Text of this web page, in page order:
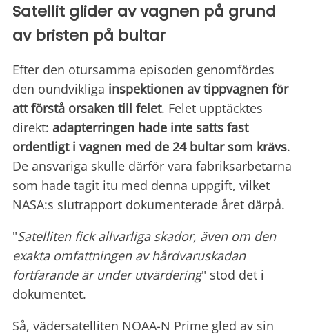
Satellit glider av vagnen på grund
av bristen på bultar
Efter den otursamma episoden genomfördes
den oundvikliga inspektionen av tippvagnen för
att förstå orsaken till felet. Felet upptäcktes
direkt: adapterringen hade inte satts fast
ordentligt i vagnen med de 24 bultar som krävs.
De ansvariga skulle därför vara fabriksarbetarna
som hade tagit itu med denna uppgift, vilket
NASA:s slutrapport dokumenterade året därpå.
"Satelliten fick allvarliga skador, även om den
exakta omfattningen av hårdvaruskadan
fortfarande är under utvärdering" stod det i
dokumentet.
Så, vädersatelliten NOAA-N Prime gled av sin